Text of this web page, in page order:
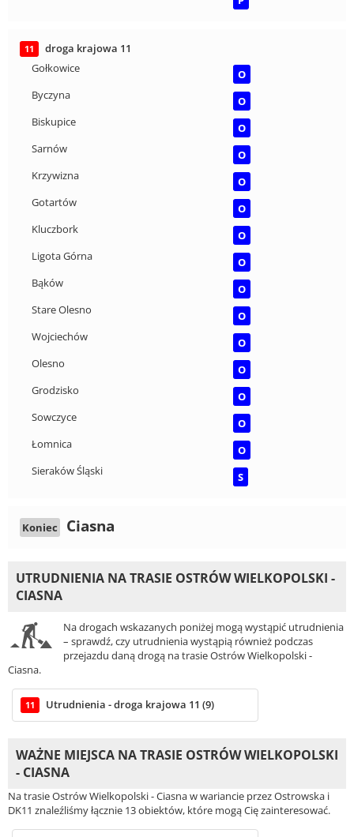
11
droga krajowa 11
Gołkowice
O
Byczyna
O
Biskupice
O
Sarnów
O
Krzywizna
O
Gotartów
O
Kluczbork
O
Ligota Górna
O
Bąków
O
Stare Olesno
O
Wojciechów
O
Olesno
O
Grodzisko
O
Sowczyce
O
Łomnica
O
Sieraków Śląski
S
Koniec Ciasna
UTRUDNIENIA NA TRASIE OSTRÓW WIELKOPOLSKI -
CIASNA
Na drogach wskazanych poniżej mogą wystąpić utrudnienia
– sprawdź, czy utrudnienia wystąpią również podczas
przejazdu daną drogą na trasie Ostrów Wielkopolski -
Ciasna.
11 Utrudnienia - droga krajowa 11 (9)
WAŻNE MIEJSCA NA TRASIE OSTRÓW WIELKOPOLSKI
- CIASNA
Na trasie Ostrów Wielkopolski - Ciasna w wariancie przez Ostrowska i
DK11 znaleźliśmy łącznie 13 obiektów, które mogą Cię zainteresować.